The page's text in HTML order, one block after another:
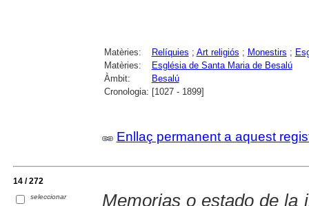
Matèries: Relíquies ; Art religiós ; Monestirs ;
Matèries:
Església de Santa Maria de Besalú
Àmbit:
Besalú
Cronologia: [1027 - 1899]
Enllaç permanent a aquest
14 / 272
seleccionar Memorias o estado de la